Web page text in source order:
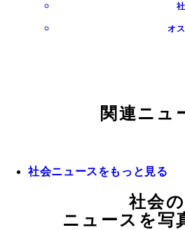
オ
関連ニュ
社会ニュースをもっと見る
社会の
ニュースを写